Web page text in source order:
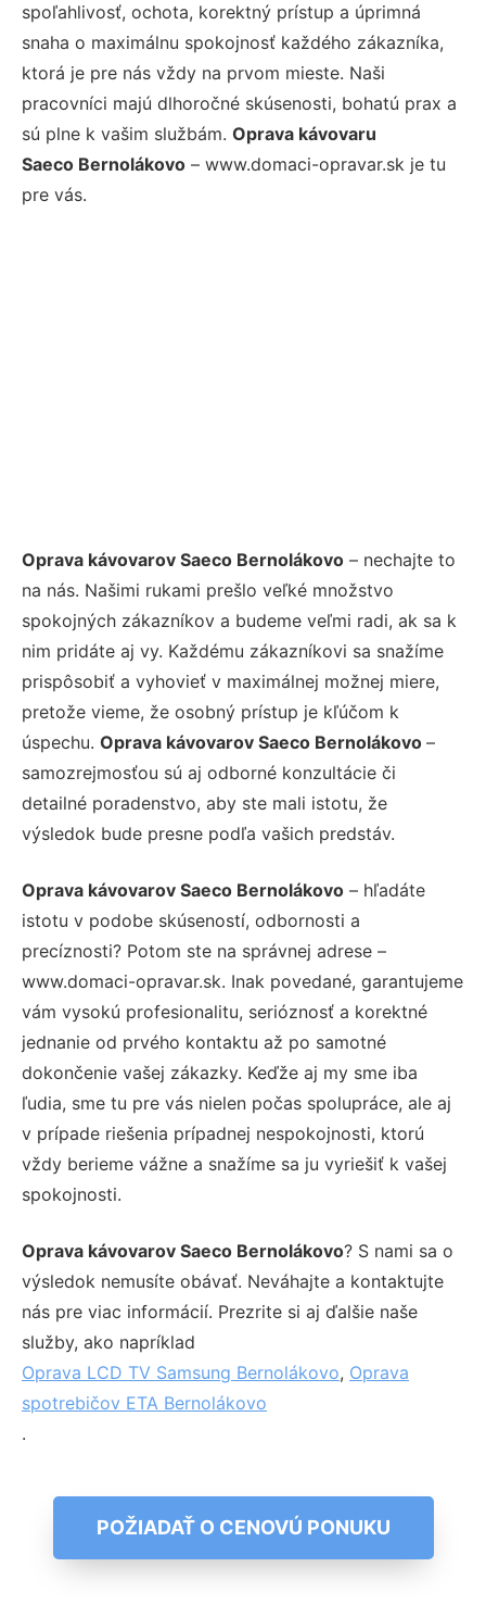
spoľahlivosť, ochota, korektný prístup a úprimná
snaha o maximálnu spokojnosť každého zákazníka,
ktorá je pre nás vždy na prvom mieste. Naši
pracovníci majú dlhoročné skúsenosti, bohatú prax a
sú plne k vašim službám. Oprava kávovaru
Saeco Bernolákovo – www.domaci-opravar.sk je tu
pre vás.
Oprava kávovarov Saeco Bernolákovo – nechajte to
na nás. Našimi rukami prešlo veľké množstvo
spokojných zákazníkov a budeme veľmi radi, ak sa k
nim pridáte aj vy. Každému zákazníkovi sa snažíme
prispôsobiť a vyhovieť v maximálnej možnej miere,
pretože vieme, že osobný prístup je kľúčom k
úspechu. Oprava kávovarov Saeco Bernolákovo –
samozrejmosťou sú aj odborné konzultácie či
detailné poradenstvo, aby ste mali istotu, že
výsledok bude presne podľa vašich predstáv.
Oprava kávovarov Saeco Bernolákovo – hľadáte
istotu v podobe skúseností, odbornosti a
precíznosti? Potom ste na správnej adrese –
www.domaci-opravar.sk. Inak povedané, garantujeme
vám vysokú profesionalitu, serióznosť a korektné
jednanie od prvého kontaktu až po samotné
dokončenie vašej zákazky. Keďže aj my sme iba
ľudia, sme tu pre vás nielen počas spolupráce, ale aj
v prípade riešenia prípadnej nespokojnosti, ktorú
vždy berieme vážne a snažíme sa ju vyriešiť k vašej
spokojnosti.
Oprava kávovarov Saeco Bernolákovo? S nami sa o
výsledok nemusíte obávať. Neváhajte a kontaktujte
nás pre viac informácií. Prezrite si aj ďalšie naše
služby, ako napríklad
Oprava LCD TV Samsung Bernolákovo, Oprava
spotrebičov ETA Bernolákovo
.
POŽIADAŤ O CENOVÚ PONUKU